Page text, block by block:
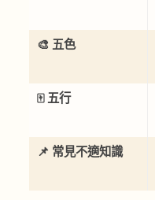
🎨 五色
🀄 五行
📌 常見不適知識